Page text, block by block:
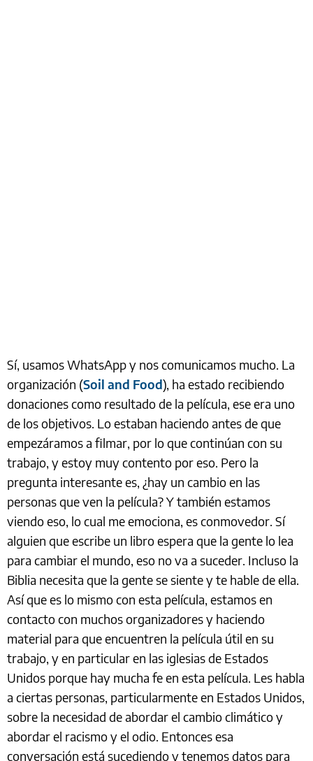
Sí, usamos WhatsApp y nos comunicamos mucho. La
organización (Soil and Food), ha estado recibiendo
donaciones como resultado de la película, ese era uno
de los objetivos. Lo estaban haciendo antes de que
empezáramos a filmar, por lo que continúan con su
trabajo, y estoy muy contento por eso. Pero la
pregunta interesante es, ¿hay un cambio en las
personas que ven la película? Y también estamos
viendo eso, lo cual me emociona, es conmovedor. Sí
alguien que escribe un libro espera que la gente lo lea
para cambiar el mundo, eso no va a suceder. Incluso la
Biblia necesita que la gente se siente y te hable de ella.
Así que es lo mismo con esta película, estamos en
contacto con muchos organizadores y haciendo
material para que encuentren la película útil en su
trabajo, y en particular en las iglesias de Estados
Unidos porque hay mucha fe en esta película. Les habla
a ciertas personas, particularmente en Estados Unidos,
sobre la necesidad de abordar el cambio climático y
abordar el racismo y el odio. Entonces esa
conversación está sucediendo y tenemos datos para